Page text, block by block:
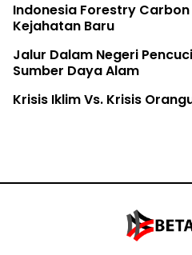
Indonesia Forestry
Kejahatan Baru
Jalur Dalam Negeri
Sumber Daya Alam
Krisis Iklim Vs. Krisis